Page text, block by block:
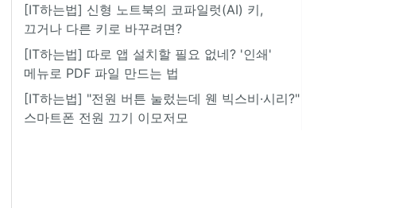
[IT하는법] 신형 노트북의 코파일럿(AI) 키,
끄거나 다른 키로 바꾸려면?
[IT하는법] 따로 앱 설치할 필요 없네? '인쇄'
메뉴로 PDF 파일 만드는 법
[IT하는법] "전원 버튼 눌렀는데 웬 빅스비·시리?"
스마트폰 전원 끄기 이모저모